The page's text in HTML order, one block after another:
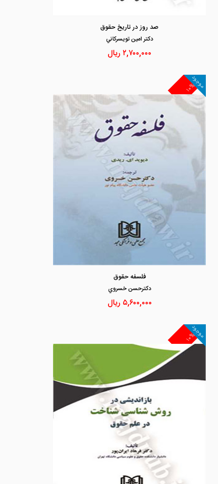
صد روز در تاریخ حقوق
دكتر امين تويسركاني
۲,۷۰۰,۰۰۰ریال
۱۰%
موجود
فلسفه حقوق
دكترحسن خسروي
۵,۶۰۰,۰۰۰ ریال
۱۰%
موجود